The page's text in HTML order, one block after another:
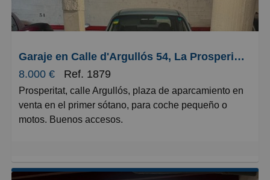
Como valor añadido, el piso incluye un práctico
trastero para almacenamiento adicional, ideal para
guardar objetos de temporada o enseres que no uses
Un piso completamente funcional, bien distribuido y
listo para que hagas tu vida desde hoy mismo. ¡No
dejes pasar esta oportunidad!
Garaje en Calle d'Argullós 54, La Prosperitat
8.000 €
Ref. 1879
Prosperitat, calle Argullós, plaza de aparcamiento en
venta en el primer sótano, para coche pequeño o
motos. Buenos accesos.